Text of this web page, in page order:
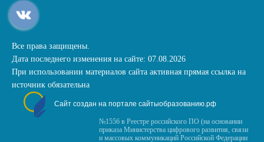
Все права защищены.
Дата последнего изменения на сайте: 07.08.2026
При использовании материалов сайта активная прямая ссылка на
источник обязательна
Сайт создан на портале сайтыобразованию.рф
№1556 в Реестре российского ПО (на основании
приказа Министерства цифрового развития, связи
и массовых коммуникаций Российской Федерации